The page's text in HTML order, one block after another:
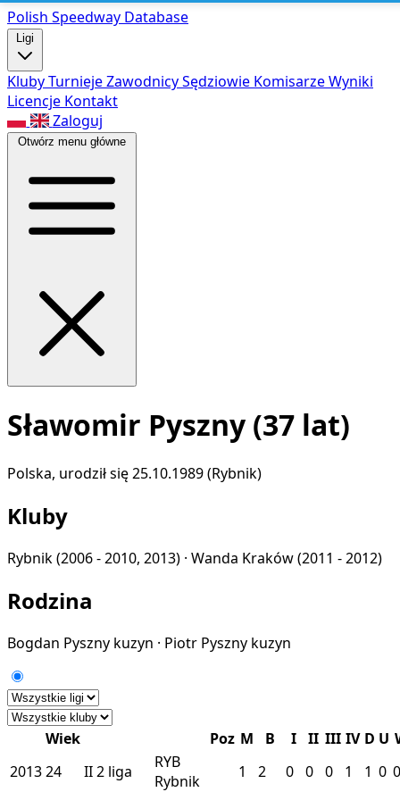
Polish Speedway Database
Ligi
KlubyTurniejeZawodnicySędziowie KomisarzeWyniki
Licencje Kontakt
Zaloguj
Otwórz menu główne
Sławomir Pyszny (37 lat)
Polska, urodził się 25.10.1989 (Rybnik)
Kluby
Rybnik(2006 - 2010, 2013) · Wanda Kraków(2011 - 2012)
Rodzina
Bogdan Pyszny kuzyn · Piotr Pyszny kuzyn
Wiek Poz M B I II III IV D U
201324 II2 liga
RYB
Rybnik
1 2 0 0 0 1 1 0 0